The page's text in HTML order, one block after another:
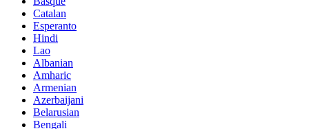
Catalan
Esperanto
Hindi
Lao
Albanian
Amharic
Armenian
Azerbaijani
Belarusian
Bengali